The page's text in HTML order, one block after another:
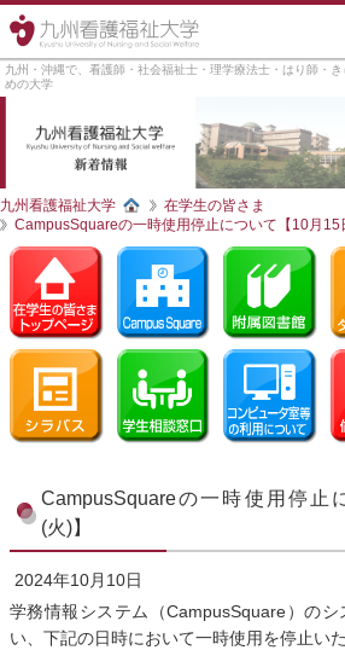
九州・沖縄で、看護師・社会福祉士・理学療法士・はり師・
めの大学
九州看護福祉大学
在学生の皆さま
CampusSquareの一時使用停止について【10月15
CampusSquareの一時使用停止
(火)】
2024年10月10日
学務情報システム（CampusSquare）の
い、下記の日時において一時使用を停止いた